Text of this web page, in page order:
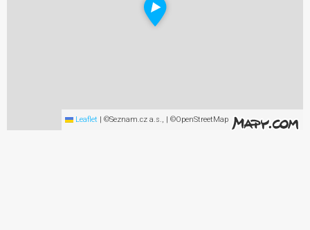
Leaflet | ©Seznam.cz a.s., | ©OpenStreetMap